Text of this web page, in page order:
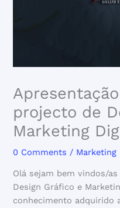
projecto de
Marketing
0 Comments / Marketing
Olá sejam bem vindos/
Design Gráfico e
conhecimento adquirido